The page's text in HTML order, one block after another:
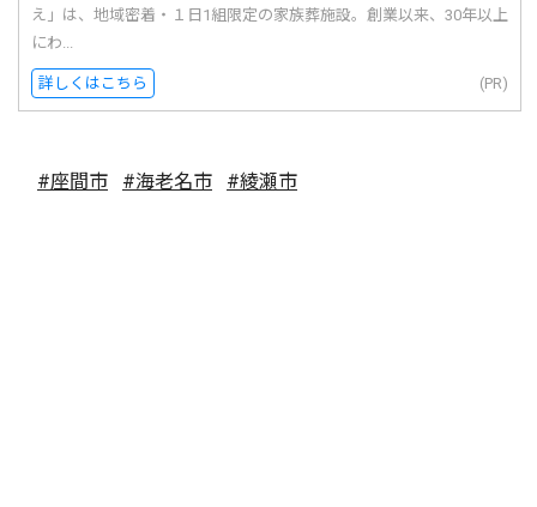
え」は、地域密着・１日1組限定の家族葬施設。創業以来、30年以上
にわ...
詳しくはこちら (PR)
#座間市 #海老名市 #綾瀬市